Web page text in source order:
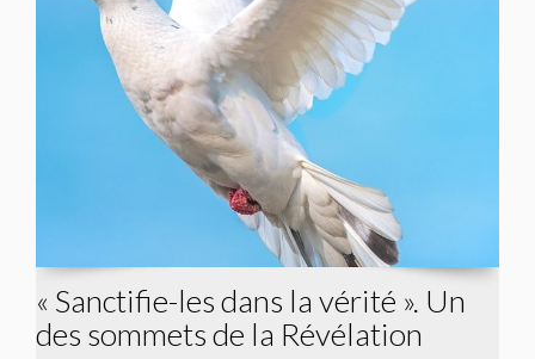
« Sanctifie-les dans la vérité ». Un
des sommets de la Révélation